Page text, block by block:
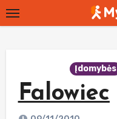
Skip
to
Įdomybės
Falowiec